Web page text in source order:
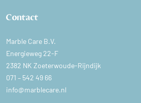
Contact
Marble Care B.V.
Energieweg 22-F
2382 NK Zoeterwoude-Rijndijk
071 – 542 49 66
info@marblecare.nl